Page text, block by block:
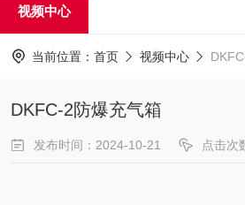
视频中心
当前位置： 首页 视频中心
DKFC-2防爆充气箱
发布时间：2024-10-21 点击次